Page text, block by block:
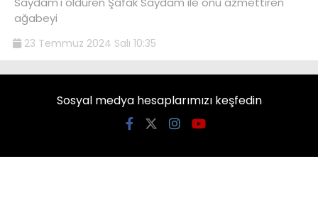
ağabeyi
23 Temmuz 2024 Salı 10:35
Sosyal medya hesaplarımızı keşfedin